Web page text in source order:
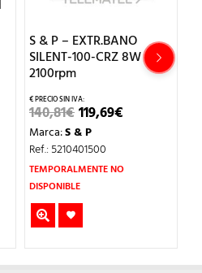
S & P – EXTR.BANO
SILENT-100-CRZ 8W
2100rpm
140,81€EL
PRECIO
ORIGINAL
ERA:
140,81€.
119,69€
119,69€.
Marca:S & P
Ref.: 5210401500
TEMPORALMENTE NO
DISPONIBLE